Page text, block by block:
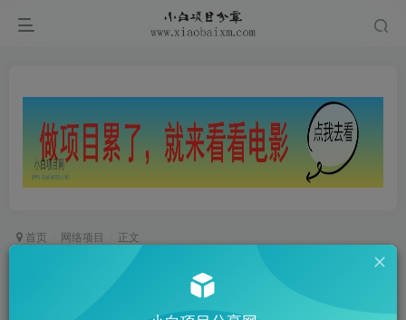
首页 网络项目 正文
持续爆火的林黛玉贾宝玉互怼视频，比爽文还好
看，利用DeepSeek+即梦+豆包就可以完美复刻